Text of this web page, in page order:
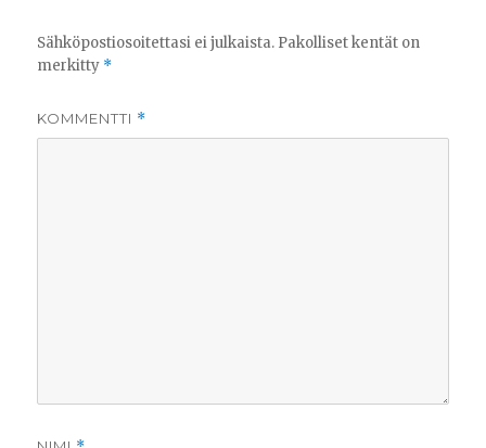
Sähköpostiosoitettasi ei julkaista. Pakolliset kentät on
merkitty *
KOMMENTTI *